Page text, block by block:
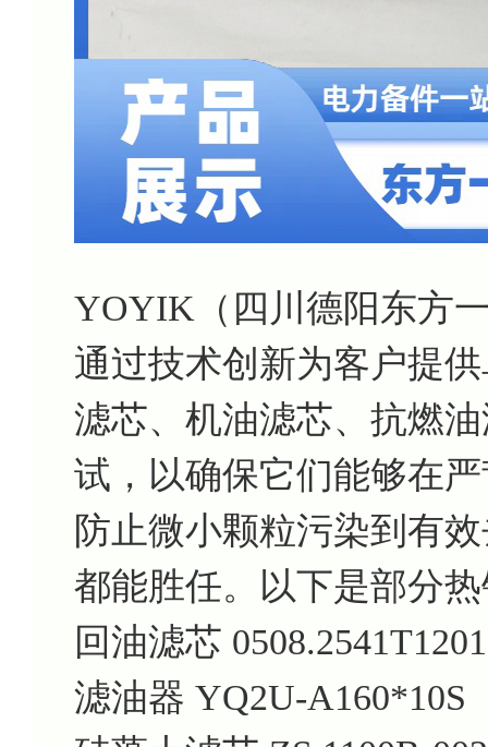
YOYIK（四川德阳东方
通过技术创新为客户提
滤芯、机油滤芯、抗燃
试，以确保它们能够在
防止微小颗粒污染到有
都能胜任。以下是部分
回油滤芯
滤油器 YQ2U-A160*10S